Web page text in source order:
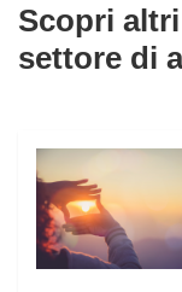
Scopri
settore di